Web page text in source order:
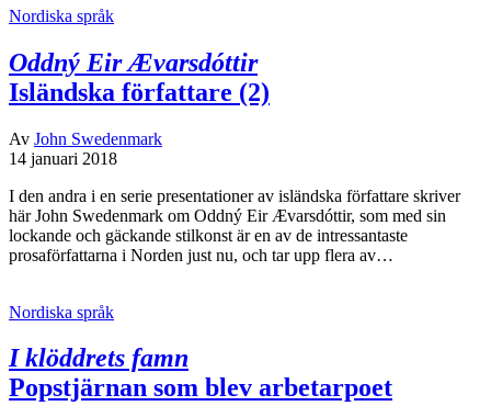
Nordiska språk
Oddný Eir Ævarsdóttir
Isländska författare (2)
Av John Swedenmark
14 januari 2018
I den andra i en serie presentationer av isländska författare skriver
här John Swedenmark om Oddný Eir Ævarsdóttir, som med sin
lockande och gäckande stilkonst är en av de intressantaste
prosaförfattarna i Norden just nu, och tar upp flera av…
Nordiska språk
I klöddrets famn
Popstjärnan som blev arbetarpoet